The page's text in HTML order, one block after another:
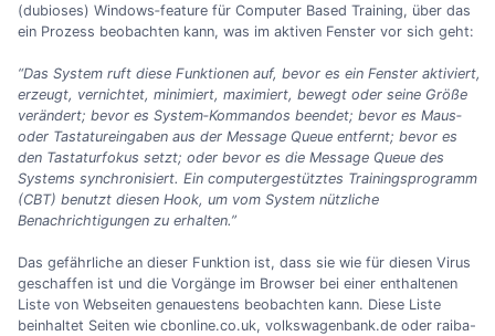
(dubioses) Windows‐feature für Computer Based Training, über das
ein Prozess beobachten kann, was im aktiven Fenster vor sich geht:
“Das System ruft diese Funktionen auf, bevor es ein Fenster aktiviert,
erzeugt, vernichtet, minimiert, maximiert, bewegt oder seine Größe
verändert; bevor es System‐Kommandos beendet; bevor es Maus‐
oder Tastatureingaben aus der Message Queue entfernt; bevor es
den Tastaturfokus setzt; oder bevor es die Message Queue des
Systems synchronisiert. Ein computergestütztes Trainingsprogramm
(CBT) benutzt diesen Hook, um vom System nützliche
Benachrichtigungen zu erhalten.”
Das gefährliche an dieser Funktion ist, dass sie wie für diesen Virus
geschaffen ist und die Vorgänge im Browser bei einer enthaltenen
Liste von Webseiten genauestens beobachten kann. Diese Liste
beinhaltet Seiten wie cbonline.co.uk, volkswagenbank.de oder raiba-